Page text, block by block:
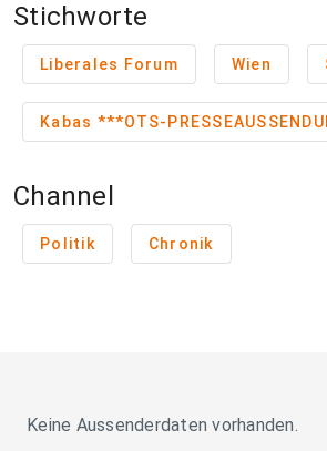
Stichworte
Liberales Forum Wien
Kabas ***OTS-
Channel
Politik Chronik
Keine Aussenderdaten vorhanden.